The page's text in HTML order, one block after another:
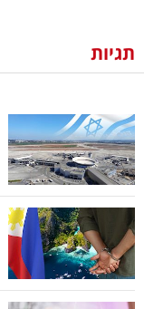
וצרכנות
דיגיטל
וטק
שיווק
ופרסום
משפט
תגיות